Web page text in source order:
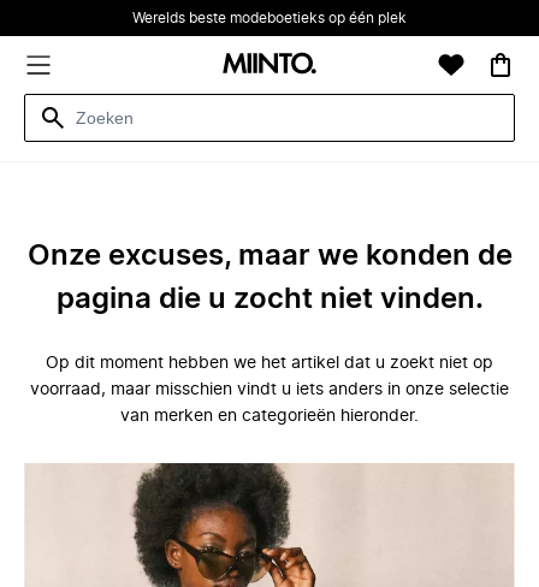
Werelds beste modeboetieks op één plek
Onze excuses, maar we konden de
pagina die u zocht niet vinden.
Op dit moment hebben we het artikel dat u zoekt niet op
voorraad, maar misschien vindt u iets anders in onze selectie
van merken en categorieën hieronder.